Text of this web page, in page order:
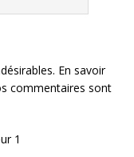
En savoir
commentaires sont
1